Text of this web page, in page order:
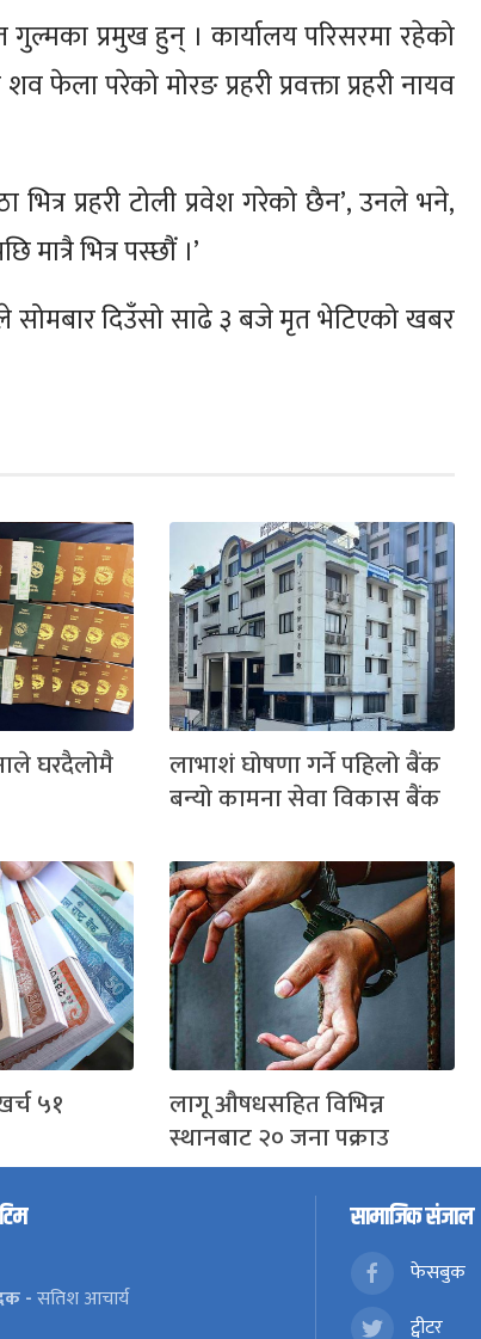
प्रमुख हुन् । कार्यालय परिसरमा रहेको
फेला परेको मोरङ प्रहरी प्रवक्ता प्रहरी नायव
भित्र प्रहरी टोली प्रवेश गरेको छैन’, उनले भने,
भित्र पस्छौं ।’
दिउँसो साढे ३ बजे मृत भेटिएको खबर
घरदैलोमै
लाभाशं घोषणा गर्ने पहिलो बैंक
बन्यो कामना सेवा विकास बैंक
५१
लागू औषधसहित विभिन्न
स्थानबाट २० जना पक्राउ
-सतिश आचार्य
सामाजिक संजाल
फेसबुक
ट्वीटर